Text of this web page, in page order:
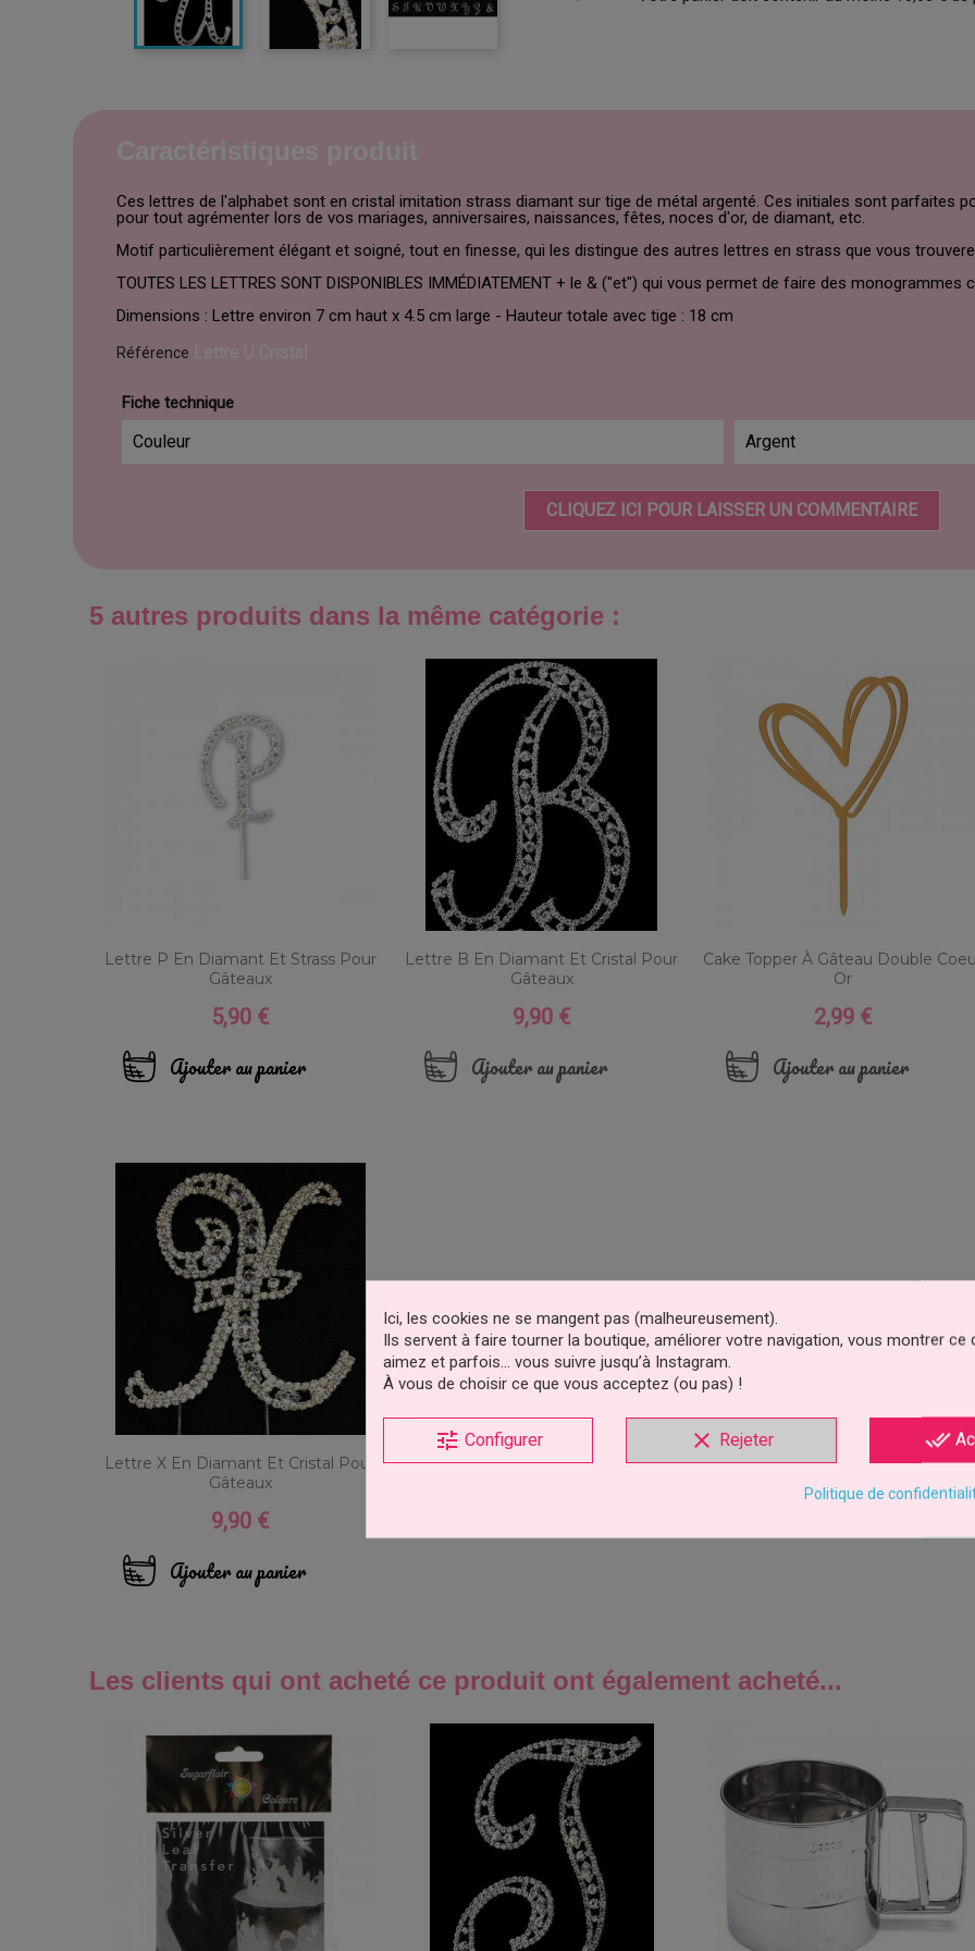
Ces lettres de l'alphabet sont en cristal imitation strass diamant sur tige de métal argenté. Ces initiales sont parfaites
pour tout agrémenter lors de vos mariages, anniversaires, naissances, fêtes, noces d'or, de diamant, etc.
Motif particulièrement élégant et soigné, tout en finesse, qui les distingue des autres lettres en strass que vous
TOUTES LES LETTRES SONT DISPONIBLES IMMÉDIATEMENT + le & ("et") qui vous permet de faire des monogrammes
Dimensions : Lettre environ 7 cm haut x 4.5 cm large - Hauteur totale avec tige : 18 cm
Référence
Fiche technique
Couleur Argent
CLIQUEZ ICI POUR LAISSER UN COMMENTAIRE
5 autres produits dans la même catégorie :
Lettre P En Diamant Et Strass Pour
Gâteaux
Prix
5,90 €
Ajouter au panier
Lettre B En Diamant Et Cristal Pour
Gâteaux
Prix
9,90 €
Ajouter au panier
Cake Topper À Gâteau Double
Or
Prix
2,99 €
Ajouter au panier
Lettre X En Diamant Et Cristal Pour
Gâteaux
Prix
9,90 €
Ajouter au panier
Les clients qui ont acheté ce produit ont également acheté...
Ici, les cookies ne se mangent pas (malheureusement).
Ils servent à faire tourner la boutique, améliorer votre navigation, vous montrer ce
aimez et parfois… vous suivre jusqu’à Instagram.
À vous de choisir ce que vous acceptez (ou pas) !
tune Configurer clear Rejeter done_all
Politique de